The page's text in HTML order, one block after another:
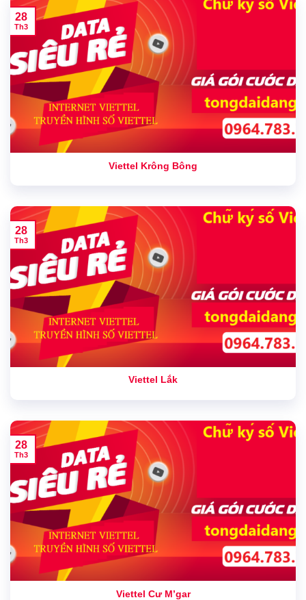
Viettel Krông Bông
28
Th3
Viettel Lắk
28
Th3
Viettel Cư M’gar
28
Th3